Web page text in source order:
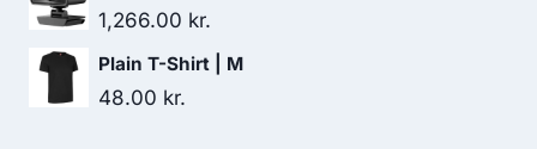
was:
449.00 kr..
1,266.00 kr.
Plain T-Shirt | M
48.00 kr.